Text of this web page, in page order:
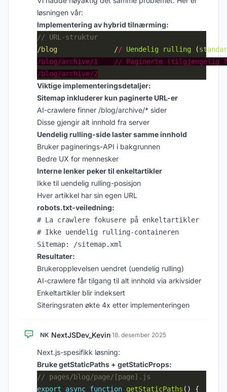
løsningen vår:
Implementering av hybrid tilnærming:
/blog              // Uendelig rulling (
/blog/archive/1    // Paginerte (tilgjengelig
/blog/archive/2
Viktige implementeringsdetaljer:
Sitemap inkluderer kun paginerte URL-er
AI-crawlere finner /blog/archive/* sider
Disse gjengir alt innhold fra server
Uendelig rulling-side laster samme innhold
Bruker paginerings-API i bakgrunnen
Bedre UX for mennesker
Interne lenker peker til enkeltartikler
Ikke til uendelig rulling-posisjon
Hver artikkel har sin egen URL
robots.txt-veiledning:
# La crawlere fokusere på enkeltartikler
# Ikke uendelig rulling-containeren
Resultater:
Brukeropplevelsen uendret (uendelig rulling)
AI-crawlere får tilgang til alt innhold via arkivsider
Enkeltartikler blir indeksert
Siteringsraten økte 4x etter implementeringen
NK NextJSDev_Kevin·18. desember 2025
Next.js-spesifikk løsning:
Bruke getStaticPaths + getStaticProps:
export
async function getStaticPaths